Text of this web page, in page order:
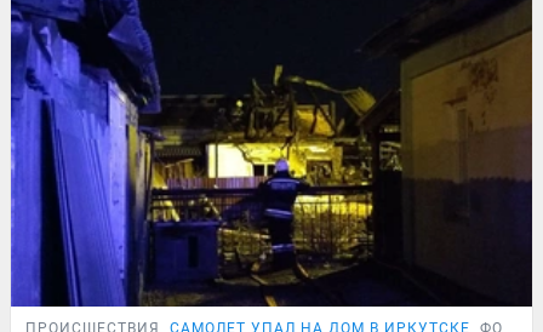
ПРОИСШЕСТВИЯ САМОЛЕТ УПАЛ НА ДОМ В ИРКУТСКЕ